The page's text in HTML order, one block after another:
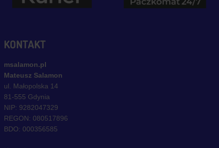
KONTAKT
msalamon.pl
Mateusz Salamon
ul. Małopolska 14
81-555 Gdynia
NIP: 9282047329
REGON: 080517896
BDO: 000356585